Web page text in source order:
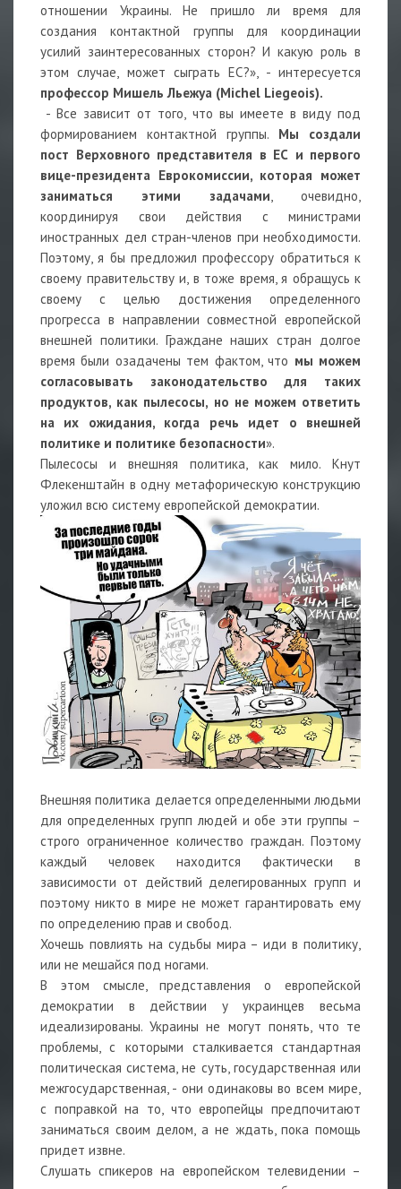
отношении Украины. Не пришло ли время для
создания контактной группы для координации
усилий заинтересованных сторон? И какую роль в
этом случае, может сыграть ЕС?», - интересуется
профессор Мишель Льежуа (Michel Liegeois).
- Все зависит от того, что вы имеете в виду под
формированием контактной группы. Мы создали
пост Верховного представителя в ЕС и первого
вице-президента Еврокомиссии, которая может
заниматься этими задачами, очевидно,
координируя свои действия с министрами
иностранных дел стран-членов при необходимости.
Поэтому, я бы предложил профессору обратиться к
своему правительству и, в тоже время, я обращусь к
своему с целью достижения определенного
прогресса в направлении совместной европейской
внешней политики. Граждане наших стран долгое
время были озадачены тем фактом, что мы можем
согласовывать законодательство для таких
продуктов, как пылесосы, но не можем ответить
на их ожидания, когда речь идет о внешней
политике и политике безопасности».
Пылесосы и внешняя политика, как мило. Кнут
Флекенштайн в одну метафорическую конструкцию
уложил всю систему европейской демократии.
Внешняя политика делается определенными людьми
для определенных групп людей и обе эти группы –
строго ограниченное количество граждан. Поэтому
каждый человек находится фактически в
зависимости от действий делегированных групп и
поэтому никто в мире не может гарантировать ему
по определению прав и свобод.
Хочешь повлиять на судьбы мира – иди в политику,
или не мешайся под ногами.
В этом смысле, представления о европейской
демократии в действии у украинцев весьма
идеализированы. Украины не могут понять, что те
проблемы, с которыми сталкивается стандартная
политическая система, не суть, государственная или
межгосударственная, - они одинаковы во всем мире,
с поправкой на то, что европейцы предпочитают
заниматься своим делом, а не ждать, пока помощь
придет извне.
Слушать спикеров на европейском телевидении –